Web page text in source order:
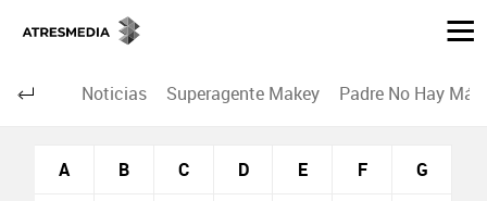
Noticias Superagente Makey Padre No Hay
A B C D E F G